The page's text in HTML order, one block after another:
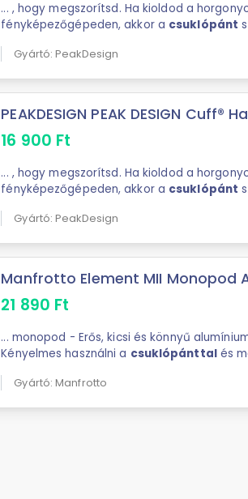
... , hogy megszorítsd. Ha kioldod a
fényképezőgépeden, akkor a csuklópánt
rögzítheted ...
Gyártó: PeakDesign
PEAKDESIGN PEAK DESIGN Cuff®
16 900 Ft
... , hogy megszorítsd. Ha kioldod a
fényképezőgépeden, akkor a csuklópánt
rögzítheted ...
Gyártó: PeakDesign
Manfrotto Element MII Monopod
21 890 Ft
... monopod - Erős, kicsi és könnyű alumínium konstrukció -
Kényelmes használni a csuklópánttalés
Gyártó: Manfrotto